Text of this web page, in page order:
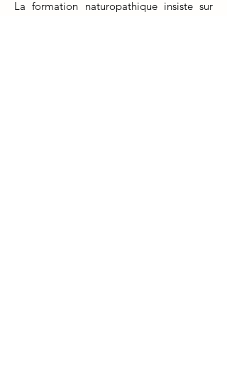
La formation naturopathique insiste sur